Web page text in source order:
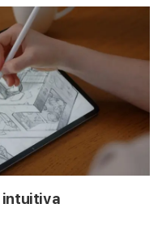
intuitiva